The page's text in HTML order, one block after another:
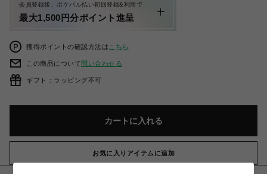
会員登録後、ポケパル払い初回登録&利用で
最大1,500円分ポイント進呈
獲得ポイントの確認方法は こちら
この商品について問い合わせる
ギフト：ラッピング不可
カートに入れる
お気に入りアイテムに追加